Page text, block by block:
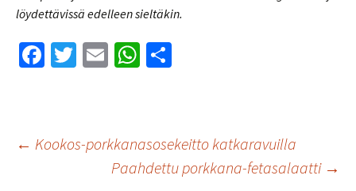
löydettävissä edelleen sieltäkin.
Fa
o
T
E
l
W
p
p
e
Artikkelien
← Kookos-porkkanasosekeitto katkaravuilla
Paahdettu porkkana-fetasalaatti →